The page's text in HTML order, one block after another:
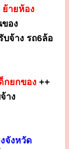
ย้ายห้อง
อง
จ้าง รถ6ล้อ
กยกของ++
าง
จังหวัด